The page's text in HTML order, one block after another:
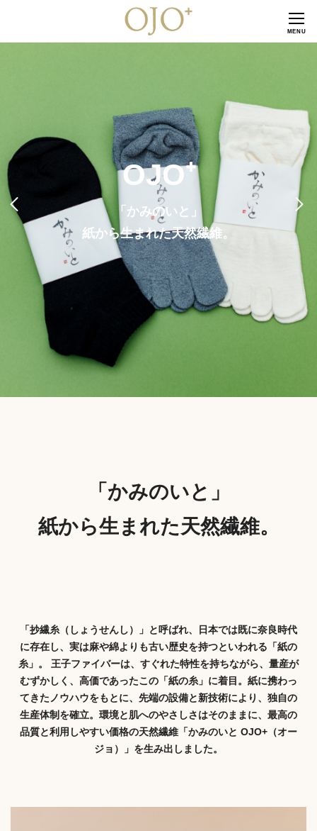
CLOSE
MENU
OJO⁺
「かみのいと」
紙から生まれた天然繊維。
「かみのいと」
紙から生まれた天然繊維。
「抄繊糸（しょうせんし）」と呼ばれ、日本では既に奈良時代
に存在し、実は麻や綿よりも古い歴史を持つといわれる「紙の
糸」。 王子ファイバーは、すぐれた特性を持ちながら、量産が
むずかしく、高価であったこの「紙の糸」に着目。紙に携わっ
てきたノウハウをもとに、先端の設備と新技術により、独自の
生産体制を確立。環境と肌へのやさしさはそのままに、最高の
品質と利用しやすい価格の天然繊維「かみのいと OJO+（オー
ジョ）」を生み出しました。